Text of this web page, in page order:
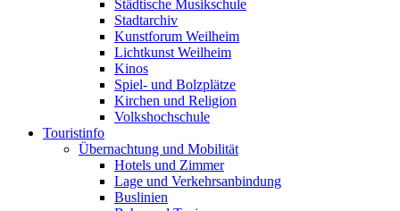
Städtische Musikschule
Stadtarchiv
Kunstforum Weilheim
Lichtkunst Weilheim
Kinos
Spiel- und Bolzplätze
Kirchen und Religion
Volkshochschule
Touristinfo
Übernachtung und Mobilität
Hotels und Zimmer
Lage und Verkehrsanbindung
Buslinien